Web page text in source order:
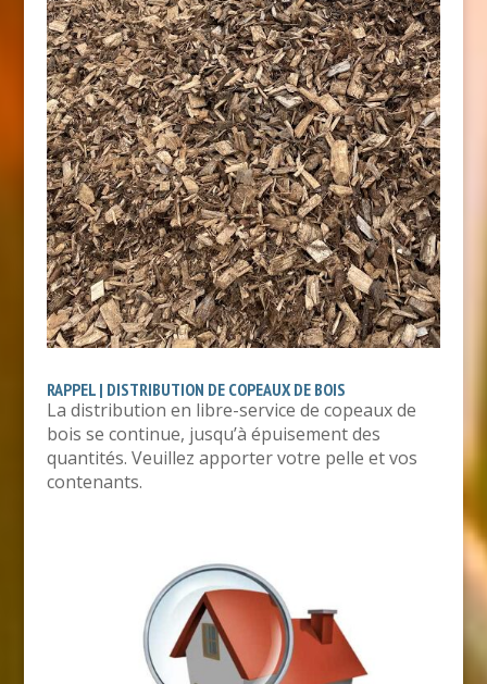
RAPPEL | DISTRIBUTION DE COPEAUX DE BOIS
La distribution en libre-service de copeaux de
bois se continue, jusqu’à épuisement des
quantités. Veuillez apporter votre pelle et vos
contenants.